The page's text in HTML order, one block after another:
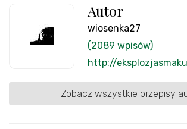
Autor
wiosenka27
(2089 wpisów)
http://
Zobacz wszystkie przepisy